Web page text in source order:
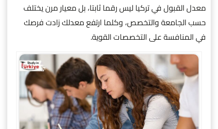
معدل القبول في تركيا ليس رقما ثابتا، بل معيار مرن يختلف
حسب الجامعة والتخصص، وكلما ارتفع معدلك زادت فرصك
في المنافسة على التخصصات القوية.